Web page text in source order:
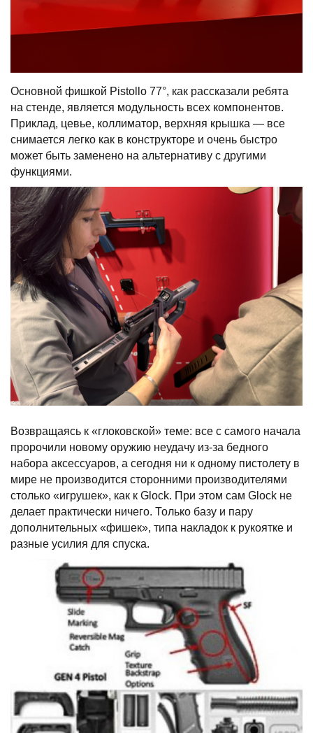
Основной фишкой Pistollo 77°, как рассказали ребята
на стенде, является модульность всех компонентов.
Приклад, цевье, коллиматор, верхняя крышка — все
снимается легко как в конструкторе и очень быстро
может быть заменено на альтернативу с другими
функциями.
Возвращаясь к «глоковской» теме: все с самого начала
пророчили новому оружию неудачу из-за бедного
набора аксессуаров, а сегодня ни к одному пистолету в
мире не производится сторонними производителями
столько «игрушек», как к Glock. При этом сам Glock не
делает практически ничего. Только базу и пару
дополнительных «фишек», типа накладок к рукоятке и
разные усилия для спуска.